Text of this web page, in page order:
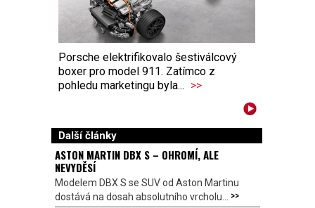
Porsche elektrifikovalo šestiválcový
boxer pro model 911. Zatímco z
pohledu marketingu byla... >>
Další články
ASTON MARTIN DBX S – OHROMÍ, ALE
NEVYDĚSÍ
Modelem DBX S se SUV od Aston Martinu
dostává na dosah absolutního vrcholu... >>